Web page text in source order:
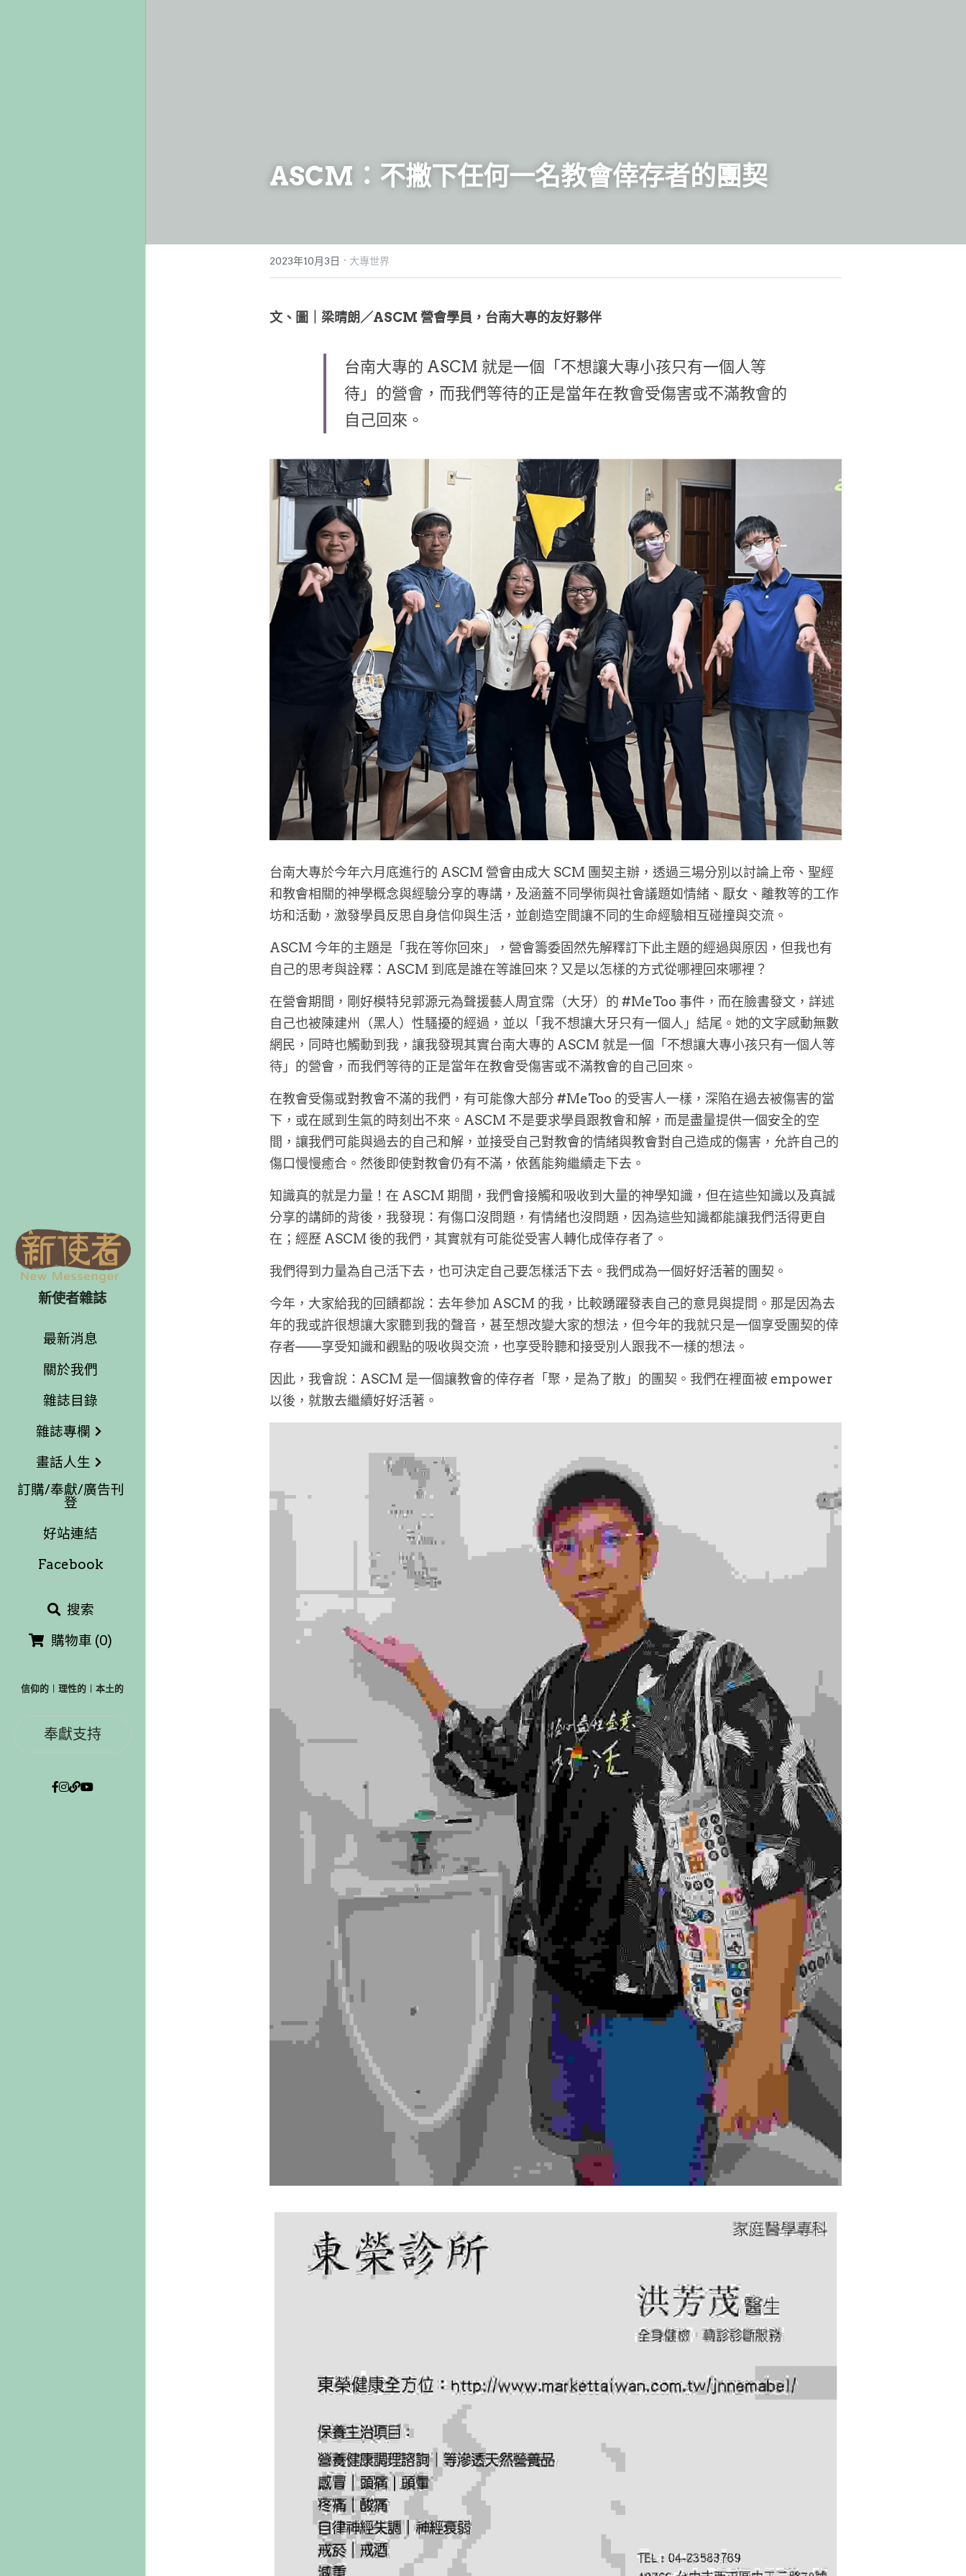
新使者雜誌
最新消息
關於我們
雜誌目錄
雜誌專欄
畫話人生
訂購/奉獻/廣告刊
登
好站連結
Facebook
搜索
購物車 (0)
信仰的︱理性的︱本土的
奉獻支持
ASCM：不撇下任何一名教會倖存者的團契
2023年10月3日 · 大專世界
文、圖｜梁晴朗／ASCM 營會學員，台南大專的友好夥伴
台南大專的 ASCM 就是一個「不想讓大專小孩只有一個人等
待」的營會，而我們等待的正是當年在教會受傷害或不滿教會的
自己回來。
台南大專於今年六月底進行的 ASCM 營會由成大 SCM 團契主辦，透過三場分別以討論上帝、聖經
和教會相關的神學概念與經驗分享的專講，及涵蓋不同學術與社會議題如情緒、厭女、離教等的工作
坊和活動，激發學員反思自身信仰與生活，並創造空間讓不同的生命經驗相互碰撞與交流。
ASCM 今年的主題是「我在等你回來」，營會籌委固然先解釋訂下此主題的經過與原因，但我也有
自己的思考與詮釋：ASCM 到底是誰在等誰回來？又是以怎樣的方式從哪裡回來哪裡？
在營會期間，剛好模特兒郭源元為聲援藝人周宜霈（大牙）的 #MeToo 事件，而在臉書發文，詳述
自己也被陳建州（黑人）性騷擾的經過，並以「我不想讓大牙只有一個人」結尾。她的文字感動無數
網民，同時也觸動到我，讓我發現其實台南大專的 ASCM 就是一個「不想讓大專小孩只有一個人等
待」的營會，而我們等待的正是當年在教會受傷害或不滿教會的自己回來。
在教會受傷或對教會不滿的我們，有可能像大部分 #MeToo 的受害人一樣，深陷在過去被傷害的當
下，或在感到生氣的時刻出不來。ASCM 不是要求學員跟教會和解，而是盡量提供一個安全的空
間，讓我們可能與過去的自己和解，並接受自己對教會的情緒與教會對自己造成的傷害，允許自己的
傷口慢慢癒合。然後即使對教會仍有不滿，依舊能夠繼續走下去。
知識真的就是力量！在 ASCM 期間，我們會接觸和吸收到大量的神學知識，但在這些知識以及真誠
分享的講師的背後，我發現：有傷口沒問題，有情緒也沒問題，因為這些知識都能讓我們活得更自
在；經歷 ASCM 後的我們，其實就有可能從受害人轉化成倖存者了。
我們得到力量為自己活下去，也可決定自己要怎樣活下去。我們成為一個好好活著的團契。
今年，大家給我的回饋都說：去年參加 ASCM 的我，比較踴躍發表自己的意見與提問。那是因為去
年的我或許很想讓大家聽到我的聲音，甚至想改變大家的想法，但今年的我就只是一個享受團契的倖
存者——享受知識和觀點的吸收與交流，也享受聆聽和接受別人跟我不一樣的想法。
因此，我會說：ASCM 是一個讓教會的倖存者「聚，是為了散」的團契。我們在裡面被 empower
以後，就散去繼續好好活著。